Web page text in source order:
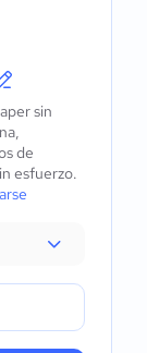
sin
de
esfuerzo.